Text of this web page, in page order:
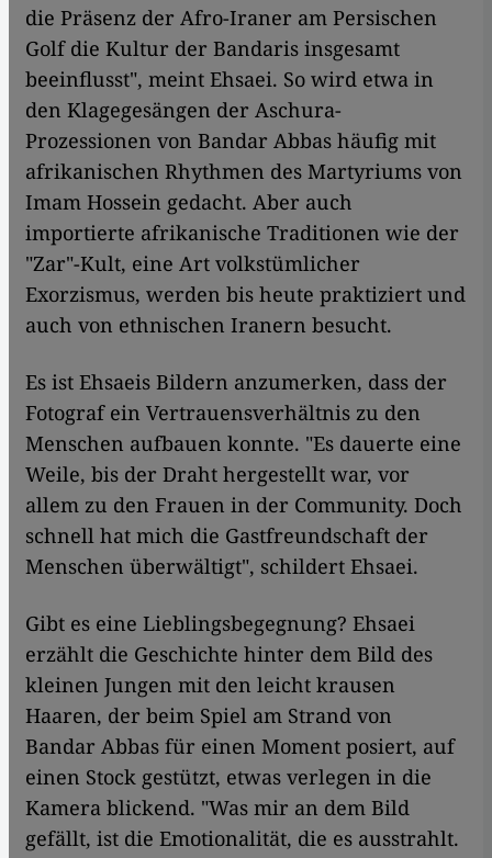
die Präsenz der Afro-Iraner am Persischen
Golf die Kultur der Bandaris insgesamt
beeinflusst", meint Ehsaei. So wird etwa in
den Klagegesängen der Aschura-
Prozessionen von Bandar Abbas häufig mit
afrikanischen Rhythmen des Martyriums von
Imam Hossein gedacht. Aber auch
importierte afrikanische Traditionen wie der
"Zar"-Kult, eine Art volkstümlicher
Exorzismus, werden bis heute praktiziert und
auch von ethnischen Iranern besucht.
Es ist Ehsaeis Bildern anzumerken, dass der
Fotograf ein Vertrauensverhältnis zu den
Menschen aufbauen konnte. "Es dauerte eine
Weile, bis der Draht hergestellt war, vor
allem zu den Frauen in der Community. Doch
schnell hat mich die Gastfreundschaft der
Menschen überwältigt", schildert Ehsaei.
Gibt es eine Lieblingsbegegnung? Ehsaei
erzählt die Geschichte hinter dem Bild des
kleinen Jungen mit den leicht krausen
Haaren, der beim Spiel am Strand von
Bandar Abbas für einen Moment posiert, auf
einen Stock gestützt, etwas verlegen in die
Kamera blickend. "Was mir an dem Bild
gefällt, ist die Emotionalität, die es ausstrahlt.